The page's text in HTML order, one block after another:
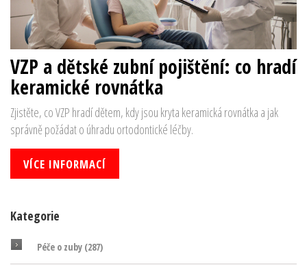
VZP a dětské zubní pojištění: co hradí
keramické rovnátka
Zjistěte, co VZP hradí dětem, kdy jsou kryta keramická rovnátka a jak
správně požádat o úhradu ortodontické léčby.
VÍCE INFORMACÍ
Kategorie
Péče o zuby (287)